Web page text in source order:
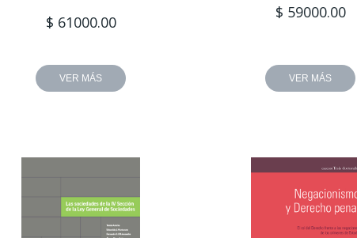
$ 61000.00
VER MÁS
$ 59000.00
VER MÁS